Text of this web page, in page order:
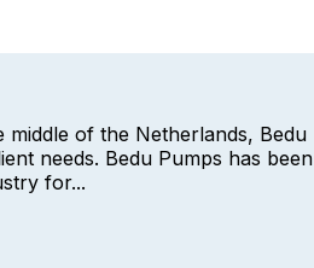
of the Netherlands, Bedu
needs. Bedu Pumps has been
for...